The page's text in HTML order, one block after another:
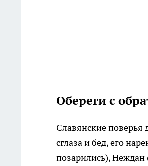
Обереги с
Славянские поверья
сглаза и бед, его
позарились),